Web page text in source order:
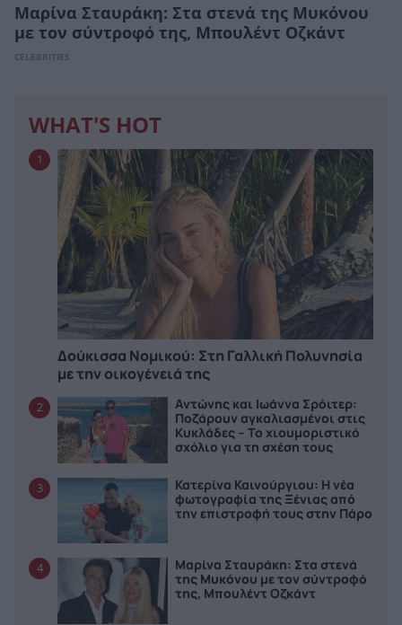
Μαρίνα Σταυράκη: Στα στενά της Μυκόνου
με τον σύντροφό της, Μπουλέντ Οζκάντ
CELEBRITIES
WHAT'S HOT
1
Δούκισσα Νομικού: Στη Γαλλική Πολυνησία
με την οικογένειά της
2
Αντώνης και Ιωάννα Σρόιτερ:
Ποζάρουν αγκαλιασμένοι στις
Κυκλάδες – Το χιουμοριστικό
σχόλιο για τη σχέση τους
3
Κατερίνα Καινούργιου: Η νέα
φωτογραφία της Ξένιας από
την επιστροφή τους στην Πάρο
4
Μαρίνα Σταυράκη: Στα στενά
της Μυκόνου με τον σύντροφό
της, Μπουλέντ Οζκάντ